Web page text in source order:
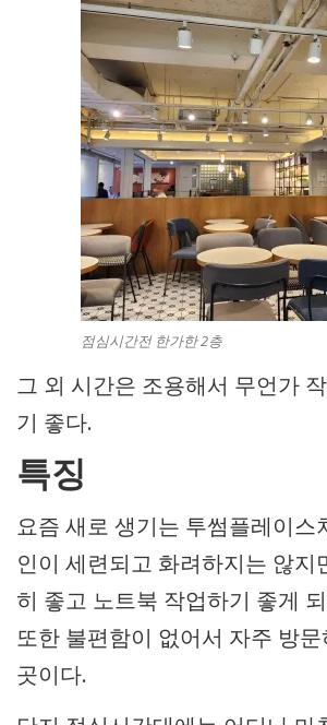
점심시간전 한가한 2층
그 외 시간은 조용해서 무언가
기 좋다.
특징
요즘 새로 생기는 투썸플레이스
인이 세련되고 화려하지는 않지
히 좋고 노트북 작업하기 좋게
또한 불편함이 없어서 자주 방
곳이다.